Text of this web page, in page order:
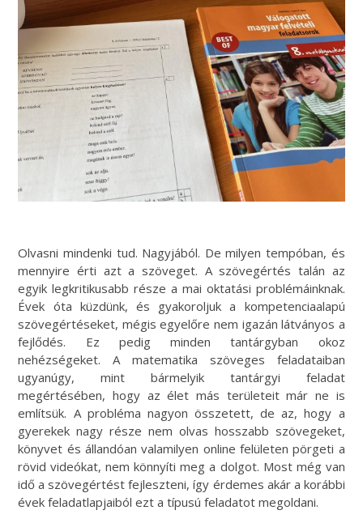
Olvasni mindenki tud. Nagyjából. De milyen tempóban, és
mennyire érti azt a szöveget. A szövegértés talán az
egyik legkritikusabb része a mai oktatási problémáinknak.
Évek óta küzdünk, és gyakoroljuk a kompetenciaalapú
szövegértéseket, mégis egyelőre nem igazán látványos a
fejlődés. Ez pedig minden tantárgyban okoz
nehézségeket. A matematika szöveges feladataiban
ugyanúgy, mint bármelyik tantárgyi feladat
megértésében, hogy az élet más területeit már ne is
említsük. A probléma nagyon összetett, de az, hogy a
gyerekek nagy része nem olvas hosszabb szövegeket,
könyvet és állandóan valamilyen online felületen pörgeti a
rövid videókat, nem könnyíti meg a dolgot. Most még van
idő a szövegértést fejleszteni, így érdemes akár a korábbi
évek feladatlapjaiból ezt a típusú feladatot megoldani.